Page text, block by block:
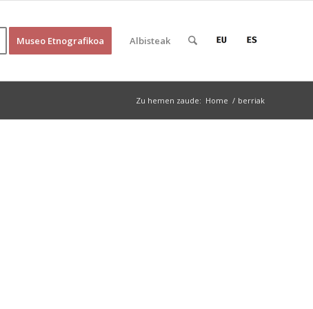
Museo Etnografikoa Albisteak
Zu hemen zaude: Home / berriak